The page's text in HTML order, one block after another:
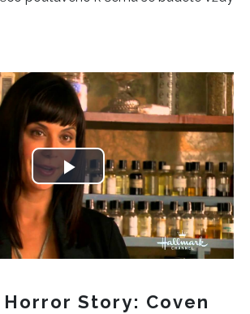
Play
Video
Story: Coven